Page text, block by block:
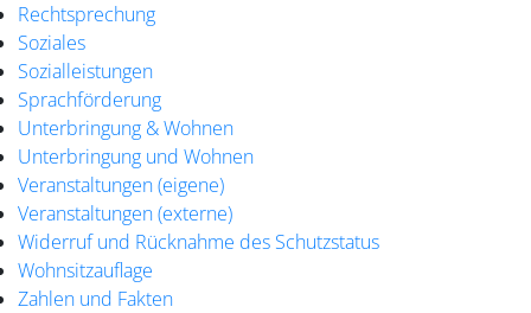
Rechtsprechung
Soziales
Sozialleistungen
Sprachförderung
Unterbringung & Wohnen
Unterbringung und Wohnen
Veranstaltungen (eigene)
Veranstaltungen (externe)
Widerruf und Rücknahme des Schutzstatus
Wohnsitzauflage
Zahlen und Fakten